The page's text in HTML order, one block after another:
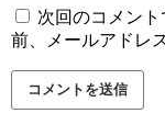
次回のコメン
前、メールアドレ